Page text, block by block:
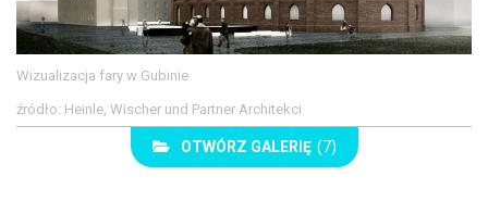
Wizualizacja fary w Gubinie
źródło: Heinle, Wischer und Partner Architekci
OTWÓRZ GALERIĘ (7)